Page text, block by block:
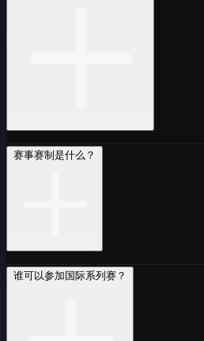
赛事赛制是什么？
谁可以参加国际系列赛？